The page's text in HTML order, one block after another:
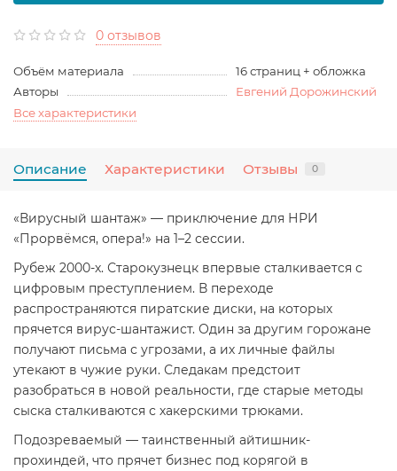
0 отзывов
Объём материала
16 страниц + обложка
Авторы
Евгений Дорожинский
Все характеристики
Описание Характеристики Отзывы 0
«Вирусный шантаж» — приключение для НРИ
«Прорвёмся, опера!» на 1–2 сессии.
Рубеж 2000-х. Старокузнецк впервые сталкивается с
цифровым преступлением. В переходе
распространяются пиратские диски, на которых
прячется вирус-шантажист. Один за другим горожане
получают письма с угрозами, а их личные файлы
утекают в чужие руки. Следакам предстоит
разобраться в новой реальности, где старые методы
сыска сталкиваются с хакерскими трюками.
Подозреваемый — таинственный айтишник-
прохиндей, что прячет бизнес под корягой в